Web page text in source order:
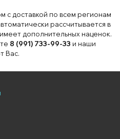
с доставкой по всем регионам
рассчитывается в
дополнительных наценок.
8 (991) 733-99-33 и наши
Вас.